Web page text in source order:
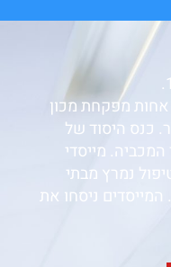
אחות מפקחת מכון
כנס היסוד של
בשנת 1987 בכפר המכביה. מייסדי
נמרץ מבתי
ניסחו את